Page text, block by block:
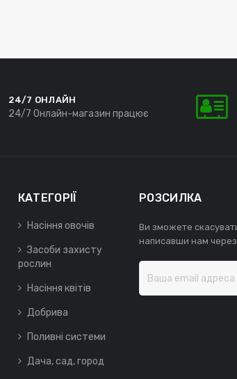
24/7 ОНЛАЙН
24/7 Онлайн-магазин працює
КАТЕГОРІЇ
Насіння овочів
Засоби захисту
рослин
Насіння квітів
Добрива
Поливні системи
Дача, сад, город
РОЗСИЛКА
Ви зможете
написавши нам через